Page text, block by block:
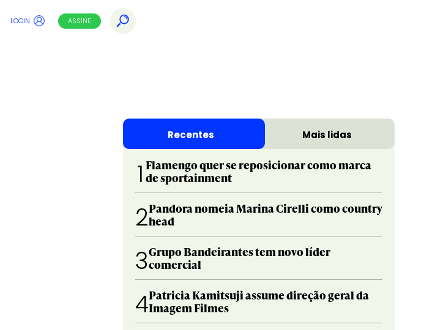
LOGIN ASSINE
Recentes Mais lidas
1 Flamengo quer se reposicionar como marca
de sportainment
2Pandora nomeia Marina Cirelli como country
head
3Grupo Bandeirantes tem novo líder
comercial
4Patricia Kamitsuji assume direção geral da
Imagem Filmes